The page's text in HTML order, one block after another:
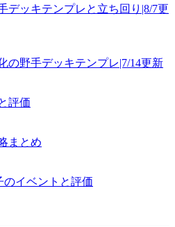
デッキテンプレと立ち回り|8/7更
の野手デッキテンプレ|7/14更新
評価
まとめ
イベントと評価